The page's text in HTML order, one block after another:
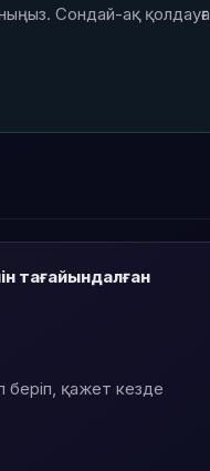
Сондай-ақ қолдауға
тағайындалған
қажет кезде